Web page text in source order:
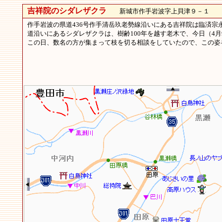
吉祥院のシダレザクラ 新城市作手岩波字上貝津９－１
作手岩波の県道436号作手清岳玖老勢線沿いにある吉祥院は臨済宗
道沿いにあるシダレザクラは、樹齢100年を越す老木で、今日（
この日、数名の方が集まって枝を切る相談をしていたので、こ